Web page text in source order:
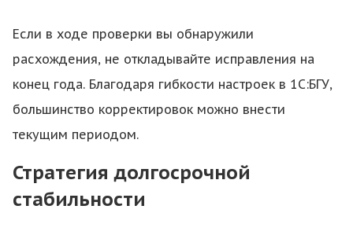
Если в ходе проверки вы обнаружили
расхождения, не откладывайте исправления на
конец года. Благодаря гибкости настроек в 1С:БГУ,
большинство корректировок можно внести
текущим периодом.
Стратегия долгосрочной
стабильности